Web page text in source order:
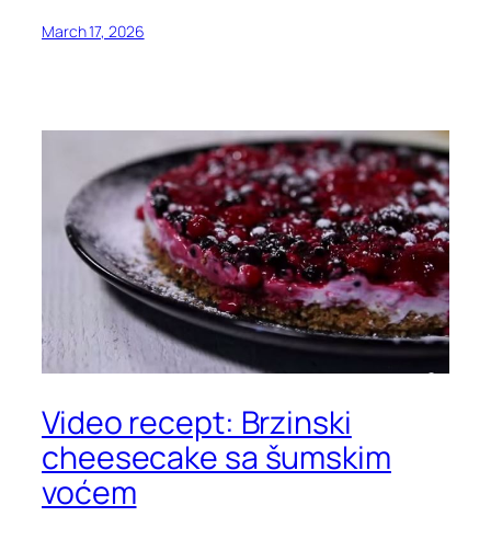
March 17, 2026
Video recept: Brzinski
cheesecake sa šumskim
voćem